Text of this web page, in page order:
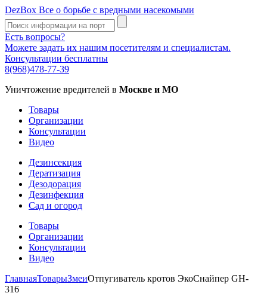
DezBox Все о борьбе с вредными насекомыми
Есть вопросы?
Можете задать их нашим посетителям и специалистам.
Консультации бесплатны
8(968)478-77-39
Уничтожение вредителей в Москве и МО
Товары
Организации
Консультации
Видео
Дезинсекция
Дератизация
Дезодорация
Дезинфекция
Сад и огород
Товары
Организации
Консультации
Видео
ГлавнаяТоварыЗмеиОтпугиватель кротов ЭкоСнайпер GH-
316